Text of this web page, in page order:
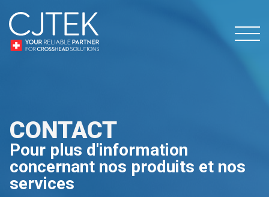
CONTACT
Pour plus d'information
concernant nos produits et nos
services